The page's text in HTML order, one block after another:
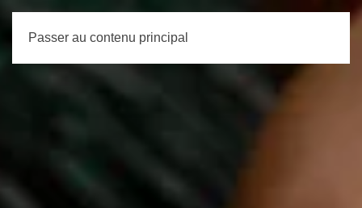
Passer au contenu principal